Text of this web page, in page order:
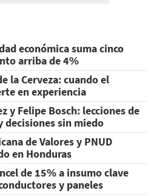
económica suma cinco
arriba de 4%
la Cerveza: cuando el
en experiencia
y Felipe Bosch: lecciones de
decisiones sin miedo
de Valores y PNUD
en Honduras
de 15% a insumo clave
y paneles